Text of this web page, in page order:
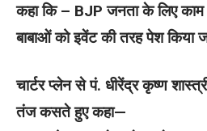
कहा कि – BJP जनता के लिए काम
बाबाओं को इवेंट की तरह पेश किया
चार्टर प्लेन से पं. धीरेंद्र कृष्ण
तंज कसते हुए कहा—